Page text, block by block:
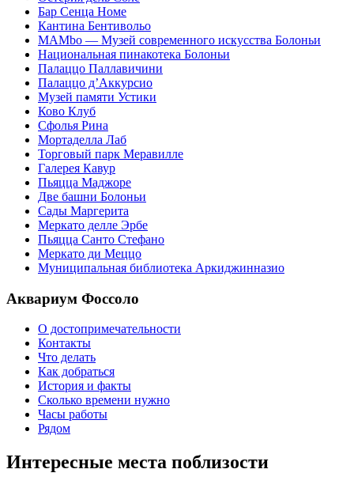
Бар Сенца Номе
Кантина Бентивольо
MAMbo — Музей современного искусства Болоньи
Национальная пинакотека Болоньи
Палаццо Паллавичини
Палаццо д’Аккурсио
Музей памяти Устики
Ково Клуб
Сфолья Рина
Мортаделла Лаб
Торговый парк Меравилле
Галерея Кавур
Пьяцца Маджоре
Две башни Болоньи
Сады Маргерита
Меркато делле Эрбе
Пьяцца Санто Стефано
Меркато ди Меццо
Муниципальная библиотека Аркиджинназио
Аквариум Фоссоло
О достопримечательности
Контакты
Что делать
Как добраться
История и факты
Сколько времени нужно
Часы работы
Рядом
Интересные места поблизости